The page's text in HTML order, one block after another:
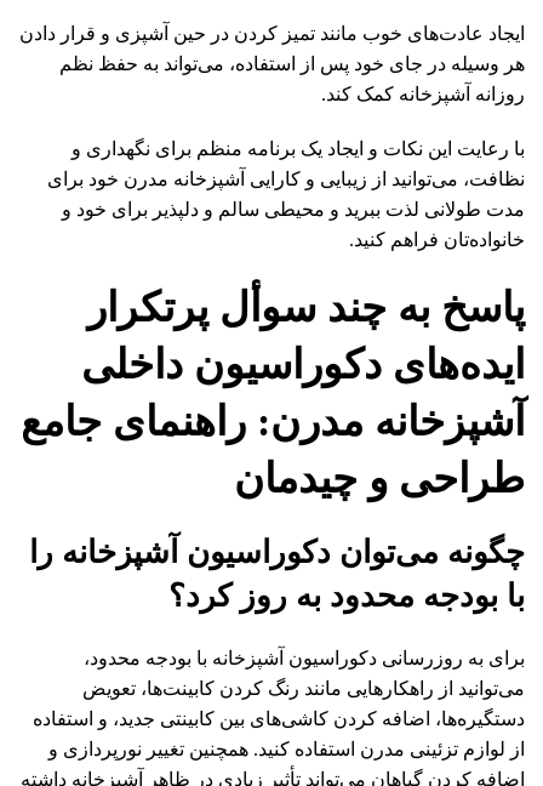
ایجاد عادت‌های خوب مانند تمیز کردن در حین آشپزی و قرار دادن
هر وسیله در جای خود پس از استفاده، می‌تواند به حفظ نظم
روزانه آشپزخانه کمک کند.
با رعایت این نکات و ایجاد یک برنامه منظم برای نگهداری و
نظافت، می‌توانید از زیبایی و کارایی آشپزخانه مدرن خود برای
مدت طولانی لذت ببرید و محیطی سالم و دلپذیر برای خود و
خانواده‌تان فراهم کنید.
پاسخ به چند سوأل پرتکرار
ایده‌های دکوراسیون داخلی
آشپزخانه مدرن: راهنمای جامع
طراحی و چیدمان
چگونه می‌توان دکوراسیون آشپزخانه را
با بودجه محدود به روز کرد؟
برای به روزرسانی دکوراسیون آشپزخانه با بودجه محدود،
می‌توانید از راهکارهایی مانند رنگ کردن کابینت‌ها، تعویض
دستگیره‌ها، اضافه کردن کاشی‌های بین کابینتی جدید، و استفاده
از لوازم تزئینی مدرن استفاده کنید. همچنین تغییر نورپردازی و
اضافه کردن گیاهان می‌تواند تأثیر زیادی در ظاهر آشپزخانه داشته